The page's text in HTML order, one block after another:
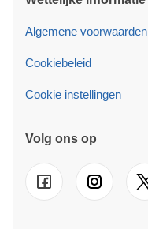
Algemene voorwaarden
Cookiebeleid
Cookie instellingen
Volg ons op